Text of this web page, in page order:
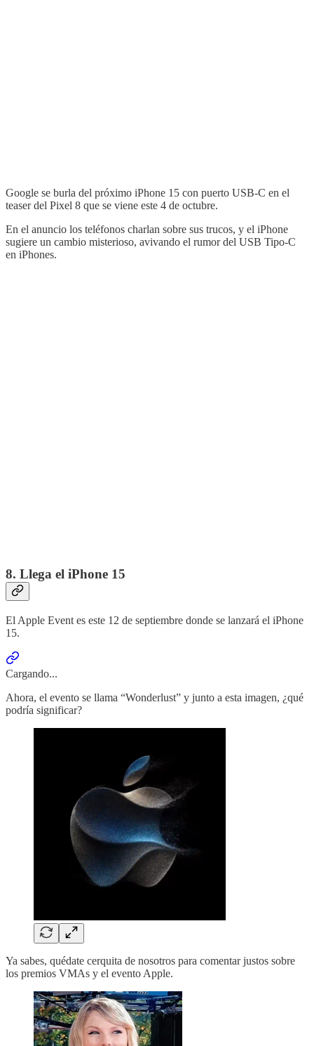
Google se burla del próximo iPhone 15 con puerto USB-C en el
teaser del Pixel 8 que se viene este 4 de octubre.
En el anuncio los teléfonos charlan sobre sus trucos, y el iPhone
sugiere un cambio misterioso, avivando el rumor del USB Tipo-C
en iPhones.
8. Llega el iPhone 15
El Apple Event es este 12 de septiembre donde se lanzará el iPhone
15.
Cargando...
Ahora, el evento se llama “Wonderlust” y junto a esta imagen, ¿qué
podría significar?
Ya sabes, quédate cerquita de nosotros para comentar justos sobre
los premios VMAs y el evento Apple.